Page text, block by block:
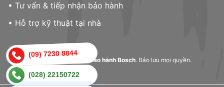
• Tư vấn & tiếp nhận bảo hành
• Hỗ trợ kỹ thuật tại nhà
© 2023, Trung tâm bảo hành Bosch. Bảo lưu mọi quyền.
(09) 7230 8844
(028) 22150722